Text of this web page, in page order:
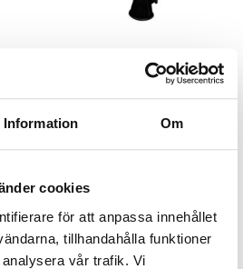
Information Om
cookies
för att anpassa innehållet
tillhandahålla funktioner
vår trafik. Vi
Slangupprullare för
avgassug 10m/125mm
slang
29,995.00